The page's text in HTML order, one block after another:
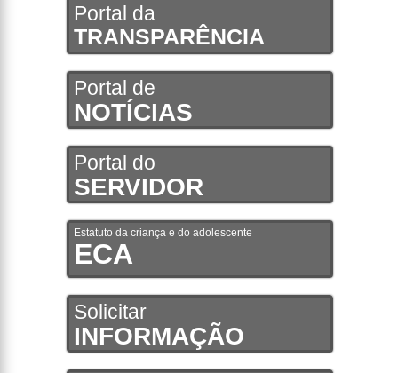
Portal da
TRANSPARÊNCIA
Portal de
NOTÍCIAS
Portal do
SERVIDOR
Estatuto da criança e do adolescente
ECA
Solicitar
INFORMAÇÃO